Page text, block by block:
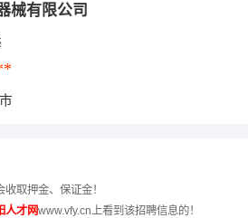
械有限公司
取押金、保证金！
人才网www.vfy.cn上看到该招聘信息的！